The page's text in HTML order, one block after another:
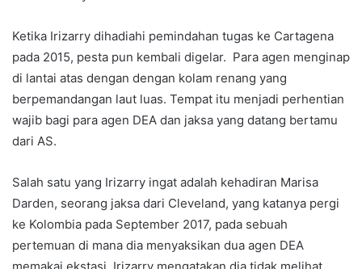
Ketika Irizarry dihadiahi pemindahan tugas ke Cartagena
pada 2015, pesta pun kembali digelar. Para agen menginap
di lantai atas dengan dengan kolam renang yang
berpemandangan laut luas. Tempat itu menjadi perhentian
wajib bagi para agen DEA dan jaksa yang datang bertamu
dari AS.
Salah satu yang Irizarry ingat adalah kehadiran Marisa
Darden, seorang jaksa dari Cleveland, yang katanya pergi
ke Kolombia pada September 2017, pada sebuah
pertemuan di mana dia menyaksikan dua agen DEA